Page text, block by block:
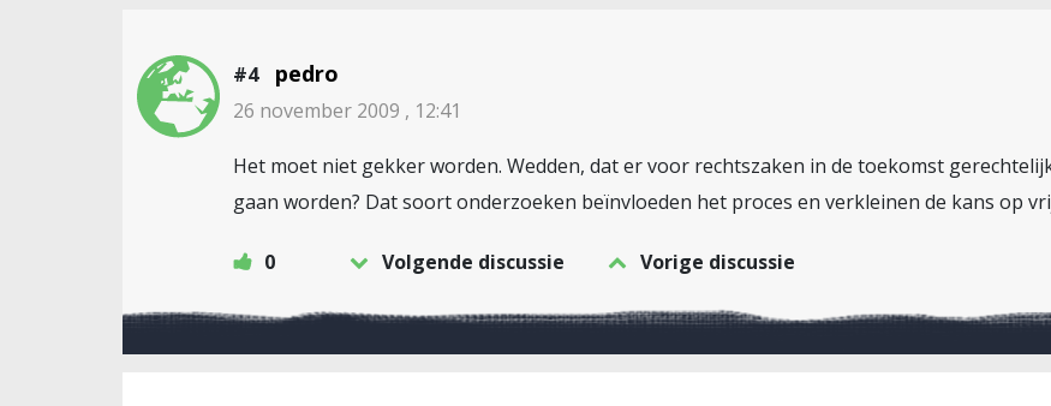
#4 pedro
26 november 2009 , 12:41
Het moet niet gekker worden. Wedden, dat er voor rechtszaken in de toekomst
gaan worden? Dat soort onderzoeken beïnvloeden het proces en verkleinen de kans op
0 Volgende discussie Vorige discussie